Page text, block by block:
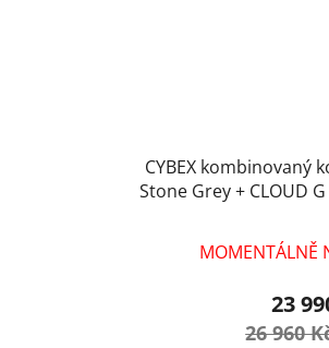
CYBEX kombinovaný
Stone Grey + CLOUD
MOMENTÁLNĚ
23
26 960